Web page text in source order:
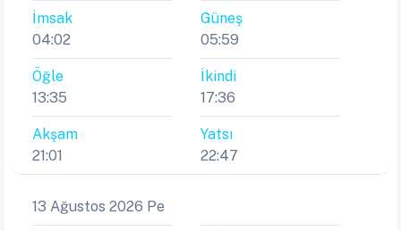
İmsak
04:02
Güneş
05:59
Öğle
13:35
İkindi
17:36
Akşam
21:01
Yatsı
22:47
13 Ağustos 2026 Pe